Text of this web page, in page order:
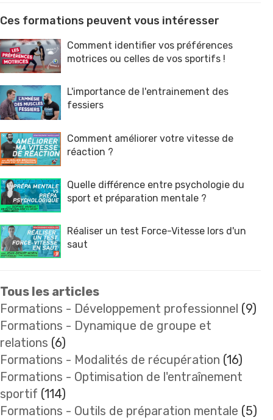
Ces formations peuvent vous intéresser
Comment identifier vos préférences
motrices ou celles de vos sportifs !
L'importance de l'entrainement des
fessiers
Comment améliorer votre vitesse de
réaction ?
Quelle différence entre psychologie du
sport et préparation mentale ?
Réaliser un test Force-Vitesse lors d'un
saut
Tous les articles
Formations - Développement professionnel (9)
Formations - Dynamique de groupe et
relations (6)
Formations - Modalités de récupération (16)
Formations - Optimisation de l'entraînement
sportif (114)
Formations - Outils de préparation mentale (5)